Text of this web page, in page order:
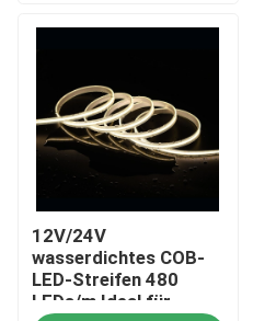
12V/24V
wasserdichtes COB-
LED-Streifen 480
LEDs/m Ideal für